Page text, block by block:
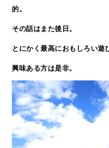
的。
その話はまた後日。
とにかく最高におもしろい遊
興味ある方は是非。